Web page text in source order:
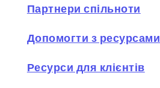
Партнери спільноти
Допомогти з ресурсами
Ресурси для клієнтів